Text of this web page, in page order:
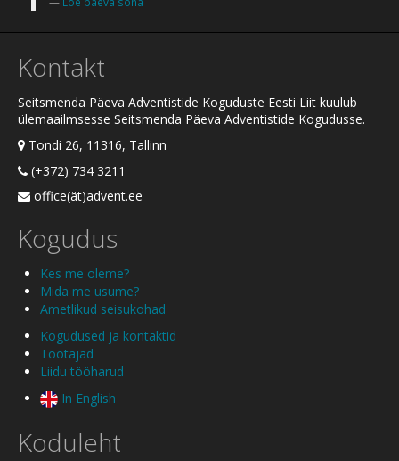
Kontakt
Seitsmenda Päeva Adventistide Koguduste Eesti Liit kuulub
ülemaailmsesse Seitsmenda Päeva Adventistide Kogudusse.
Tondi 26, 11316, Tallinn
(+372) 734 3211
office(ät)advent.ee
Kogudus
Kes me oleme?
Mida me usume?
Ametlikud seisukohad
Kogudused ja kontaktid
Töötajad
Liidu tööharud
In English
Koduleht